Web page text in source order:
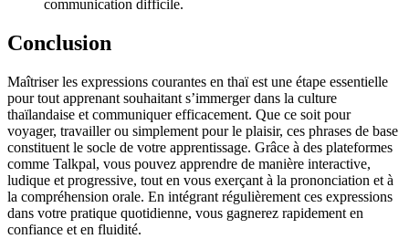
communication difficile.
Conclusion
Maîtriser les expressions courantes en thaï est une étape essentielle
pour tout apprenant souhaitant s’immerger dans la culture
thaïlandaise et communiquer efficacement. Que ce soit pour
voyager, travailler ou simplement pour le plaisir, ces phrases de base
constituent le socle de votre apprentissage. Grâce à des plateformes
comme Talkpal, vous pouvez apprendre de manière interactive,
ludique et progressive, tout en vous exerçant à la prononciation et à
la compréhension orale. En intégrant régulièrement ces expressions
dans votre pratique quotidienne, vous gagnerez rapidement en
confiance et en fluidité.